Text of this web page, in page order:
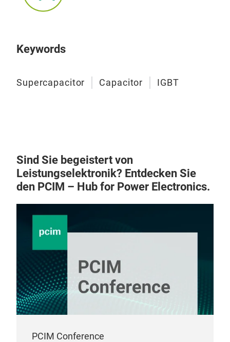
Keywords
Supercapacitor Capacitor IGBT
Sind Sie begeistert von
Leistungselektronik? Entdecken Sie
den PCIM – Hub for Power Electronics.
PCIM Conference